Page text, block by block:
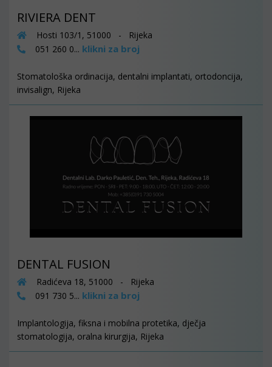
RIVIERA DENT
Hosti 103/1, 51000 - Rijeka
051 260 0... klikni za broj
Stomatološka ordinacija, dentalni implantati, ortodoncija,
invisalign, Rijeka
DENTAL FUSION
Radićeva 18, 51000 - Rijeka
091 730 5... klikni za broj
Implantologija, fiksna i mobilna protetika, dječja
stomatologija, oralna kirurgija, Rijeka